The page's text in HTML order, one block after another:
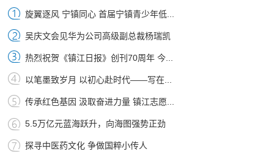
旋翼逐风 宁镇同心 首届宁镇青少年低...
吴庆文会见华为公司高级副总裁杨瑞凯
热烈祝贺《镇江日报》创刊70周年 今...
以笔墨致岁月 以初心赴时代——写在...
传承红色基因 汲取奋进力量 镇江志愿...
5.5万亿元蓝海跃升，向海图强势正劲
探寻中医药文化 争做国粹小传人